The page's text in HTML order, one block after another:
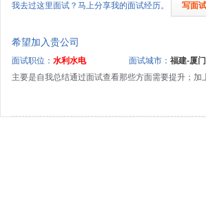
我去过这里面试？马上分享我的面试经历。 写面
希望加入贵公司
面试职位： 水利水电 面试城市： 福建-厦
主要是自我总结通过面试查看那些方面需要提升；